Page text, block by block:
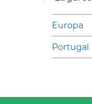
Europa
Portugal